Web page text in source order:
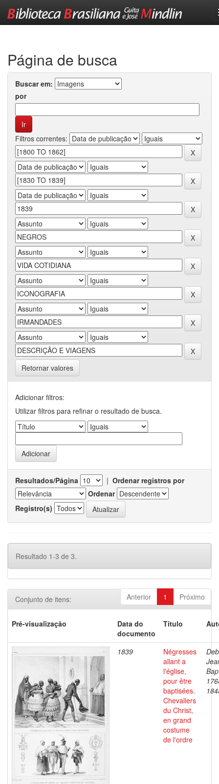
Página de busca
Buscar em:
por
Filtros correntes:
Retornar valores
Adicionar filtros:
Utilizar filtros para refinar o resultado de busca.
Resultados/Página | Ordenar registros por
Ordenar
Registro(s)
Resultado 1-3 de 3.
Anterior 1 Próximo
Conjunto de itens:
Pré-visualização
Data do
documento
Título
1839
Négresses
allant a
l'église,
pour être
baptisées.
Chevaliers
du Christ,
en grand
costume
de l'ordre